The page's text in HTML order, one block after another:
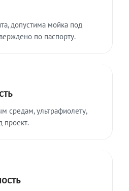
допустима мойка под
по паспорту.
средам, ультрафиолету,
проект.